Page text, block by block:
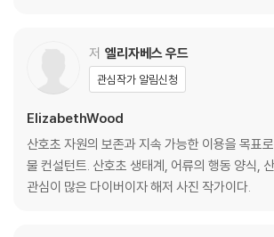
느끼고 반응하기
주변 환경 감지하기 100 / 더듬이 102 / 맛 느끼기
현미경 속으로: 귓속의 감각세포 108 / 거리 판단하
색깔을 바꾸는 동물들 120 / 현미경 속으로: 신경세
저 엘리자베스 우드
관심작가 알림신청
ElizabethWood
산호초 자원의 보존과 지속 가능한 이용을 목표
물 컨설턴트. 산호초 생태계, 어류의 행동 양식,
관심이 많은 다이버이자 해저 사진 작가이다.